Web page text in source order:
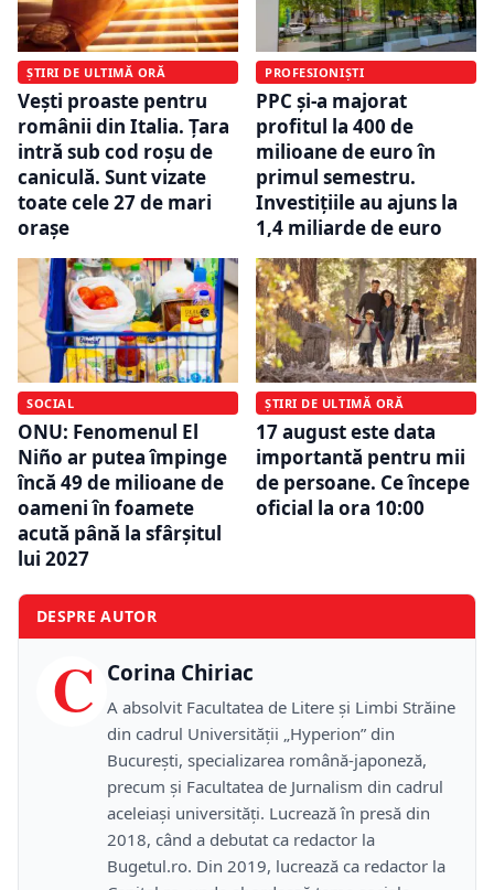
ȘTIRI DE ULTIMĂ ORĂ
Vești proaste pentru
românii din Italia. Țara
intră sub cod roșu de
caniculă. Sunt vizate
toate cele 27 de mari
orașe
PROFESIONIȘTI
PPC și-a majorat
profitul la 400 de
milioane de euro în
primul semestru.
Investițiile au ajuns la
1,4 miliarde de euro
SOCIAL
ONU: Fenomenul El
Niño ar putea împinge
încă 49 de milioane de
oameni în foamete
acută până la sfârșitul
lui 2027
ȘTIRI DE ULTIMĂ ORĂ
17 august este data
importantă pentru mii
de persoane. Ce începe
oficial la ora 10:00
DESPRE AUTOR
C Corina Chiriac
A absolvit Facultatea de Litere și Limbi Străine
din cadrul Universității „Hyperion” din
București, specializarea română-japoneză,
precum și Facultatea de Jurnalism din cadrul
aceleiași universități. Lucrează în presă din
2018, când a debutat ca redactor la
Bugetul.ro. Din 2019, lucrează ca redactor la